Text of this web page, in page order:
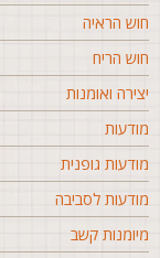
הראיה
הריח
ואומנות
גופנית
לסביבה
קשב